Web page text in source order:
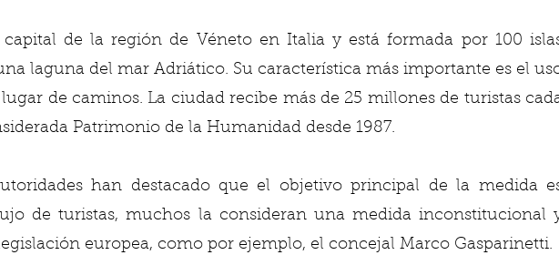
capital de la región de Véneto en Italia y está formada por 100
laguna del mar Adriático. Su característica más importante es el
de caminos. La ciudad recibe más de 25 millones de turistas
Patrimonio de la Humanidad desde 1987.
han destacado que el objetivo principal de la medida
de turistas, muchos la consideran una medida inconstitucional
europea, como por ejemplo, el concejal Marco Gasparinetti.